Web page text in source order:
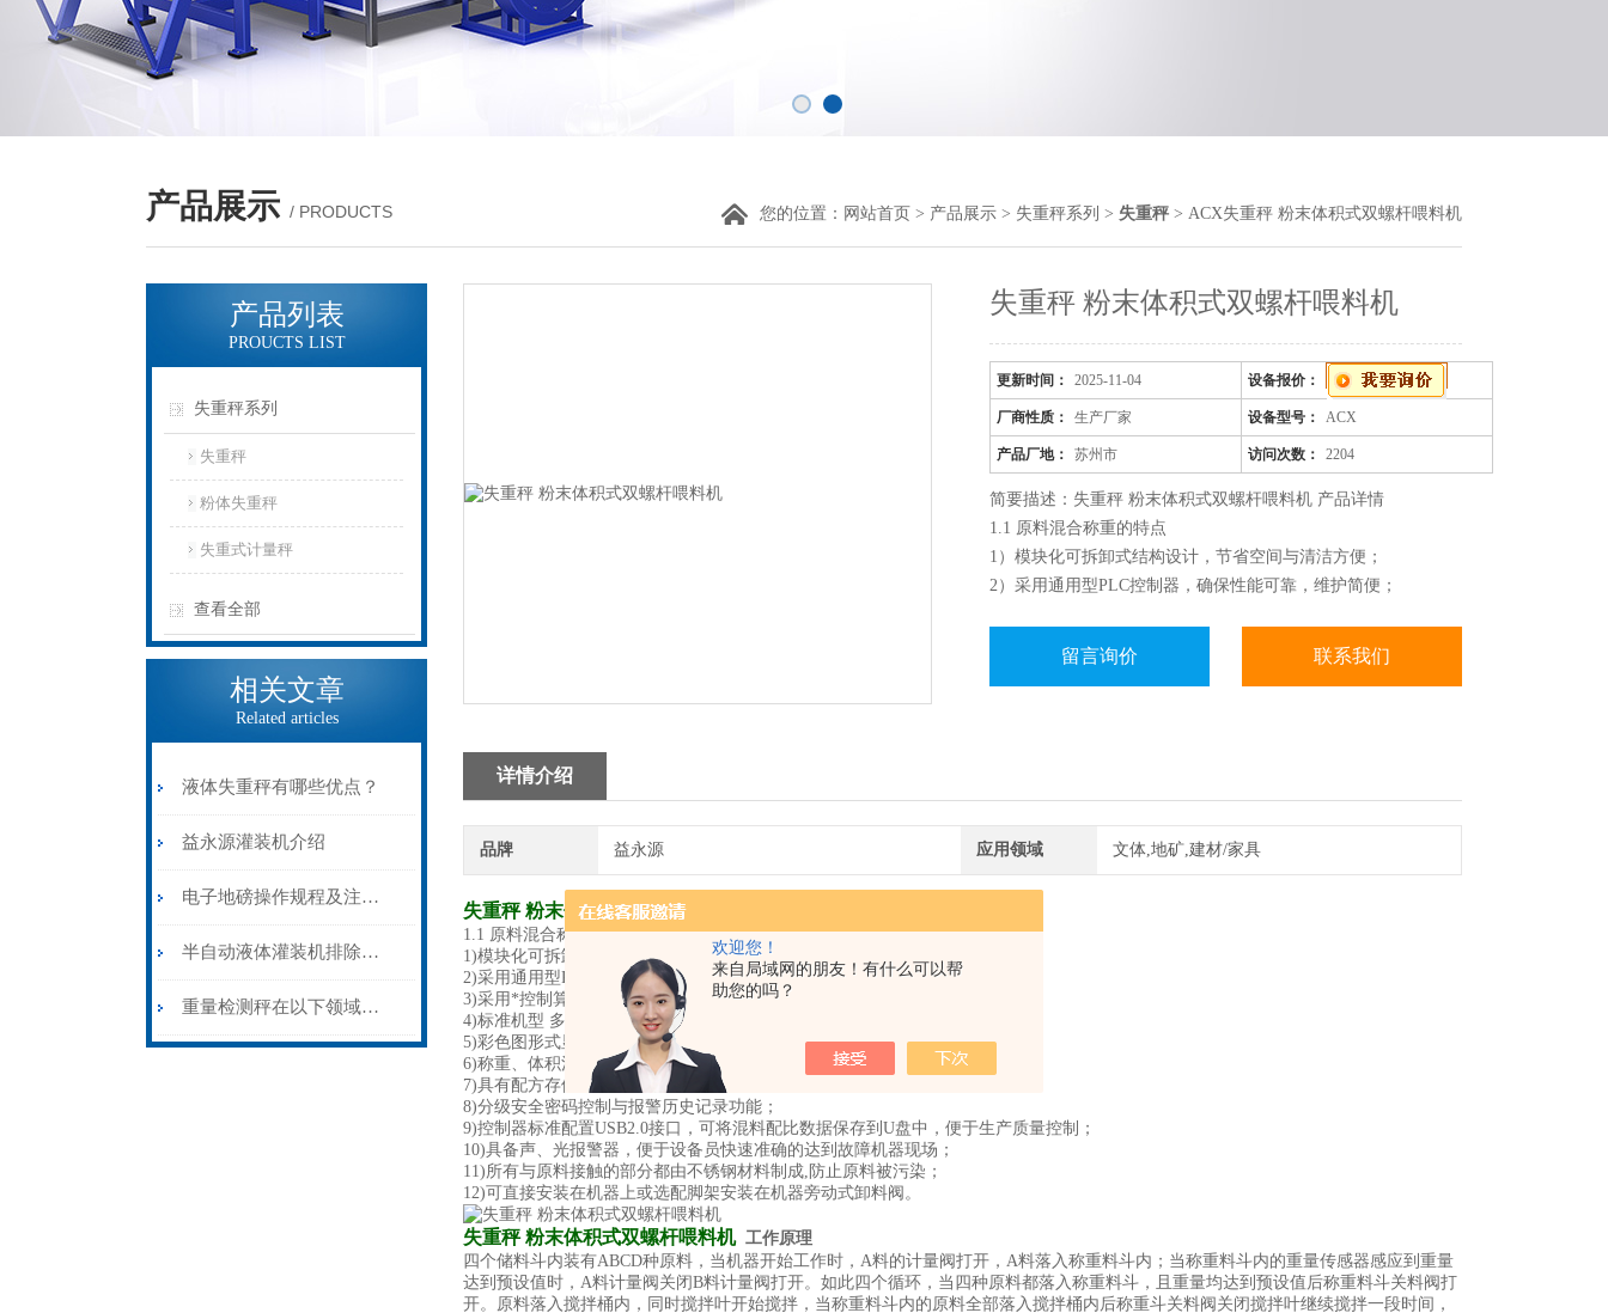
欢迎您！
来自局域网的朋友！有什么可以帮
助您的吗？
产品展示 / PRODUCTS 您的位置： 网站首页 > 产品展示 > 失重秤系列 > 失重秤 > ACX失重秤 粉末体积式双螺杆喂料机
产品列表
PROUCTS LIST
失重秤系列
失重秤
粉体失重秤
失重式计量秤
查看全部
相关文章
Related articles
液体失重秤有哪些优点？
益永源灌装机介绍
电子地磅操作规程及注意事项
半自动液体灌装机排除故障方法
重量检测秤在以下领域得到广泛应用
失重秤 粉末体积式双螺杆喂料机
更新时间： 2025-11-04 设备报价：
厂商性质： 生产厂家 设备型号： ACX
产品厂地： 苏州市 访问次数： 2204
简要描述：失重秤 粉末体积式双螺杆喂料机 产品详情
1.1 原料混合称重的特点
1）模块化可拆卸式结构设计，节省空间与清洁方便；
2）采用通用型PLC控制器，确保性能可靠，维护简便；
保证配料精度；
4）标准机型 多可处理四种组份（六组份以上可定制）；
留言询价 联系我们
详情介绍
品牌 益永源 应用领域 文体,地矿,建材/家具
失重秤 粉末体积式双螺杆喂料机
1.1 原料混合称重的特点
1)模块化可拆卸式结构设计，节省空间与清洁方便；
2)采用通用型PLC控制器，确保性能可靠，维护简便；
3)采用*控制算法，自主优化，自动调校补偿及震动防止功能，保证配料精度；
4)标准机型 多可处理四种组份（六组份以上可定制）；
5)彩色图形式显示，触摸屏式操作，多种语言供你选择；
6)称重、体积混合计量模式增大配料能力；
7)具有配方存储功能， 多可存储100组以上配方；
8)分级安全密码控制与报警历史记录功能；
9)控制器标准配置USB2.0接口，可将混料配比数据保存到U盘中，便于生产质量控制；
10)具备声、光报警器，便于设备员快速准确的达到故障机器现场；
11)所有与原料接触的部分都由不锈钢材料制成,防止原料被污染；
12)可直接安装在机器上或选配脚架安装在机器旁动式卸料阀。
失重秤 粉末体积式双螺杆喂料机 工作原理
四个储料斗内装有ABCD种原料，当机器开始工作时，A料的计量阀打开，A料落入称重料斗内；当称重料斗内的重量传感器感应到重量
达到预设值时，A料计量阀关闭B料计量阀打开。如此四个循环，当四种原料都落入称重料斗，且重量均达到预设值后称重料斗关料阀打
开。原料落入搅拌桶内，同时搅拌叶开始搅拌，当称重料斗内的原料全部落入搅拌桶内后称重斗关料阀关闭搅拌叶继续搅拌一段时间，